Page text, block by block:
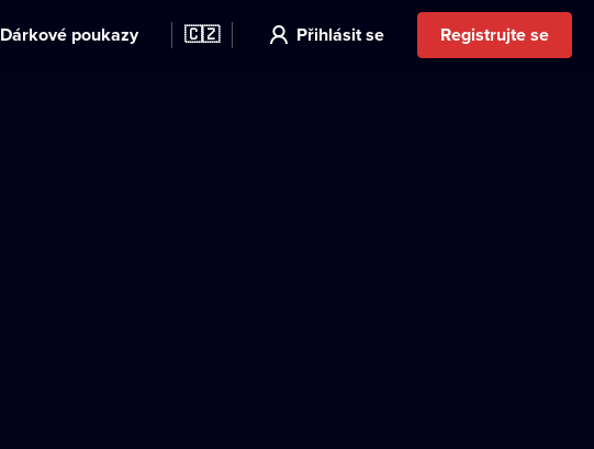
Dárkové poukazy 🇨🇿 Přihlásit se Registrujte se